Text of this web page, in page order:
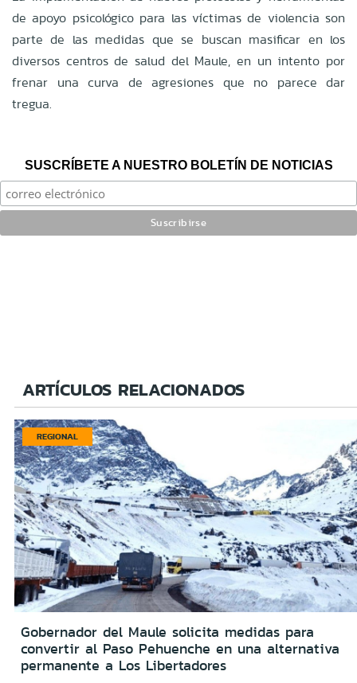
de apoyo psicológico para las víctimas de violencia son
parte de las medidas que se buscan masificar en los
diversos centros de salud del Maule, en un intento por
frenar una curva de agresiones que no parece dar
tregua.
SUSCRÍBETE A NUESTRO BOLETÍN DE NOTICIAS
ARTÍCULOS RELACIONADOS
REGIONAL
Gobernador del Maule solicita medidas para
convertir al Paso Pehuenche en una alternativa
permanente a Los Libertadores